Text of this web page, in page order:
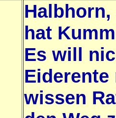
hat
Es will
wissen